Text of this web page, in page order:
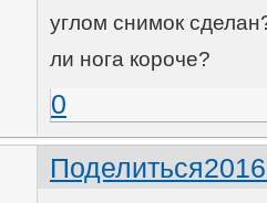
углом снимок
ли нога короче?
0
Поделиться